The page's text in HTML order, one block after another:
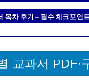
목차 후기 – 필수 체크포인
교과서 PDF·